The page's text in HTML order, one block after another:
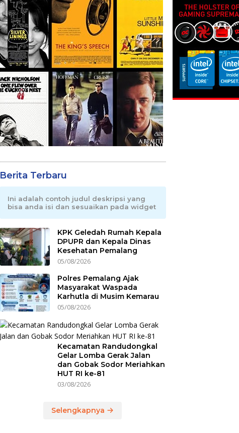
Berita Terbaru
Ini adalah contoh judul deskripsi yang
bisa anda isi dan sesuaikan pada widget
KPK Geledah Rumah Kepala
DPUPR dan Kepala Dinas
Kesehatan Pemalang
05/08/2026
Polres Pemalang Ajak
Masyarakat Waspada
Karhutla di Musim Kemarau
05/08/2026
Kecamatan Randudongkal
Gelar Lomba Gerak Jalan
dan Gobak Sodor Meriahkan
HUT RI ke-81
03/08/2026
Selengkapnya